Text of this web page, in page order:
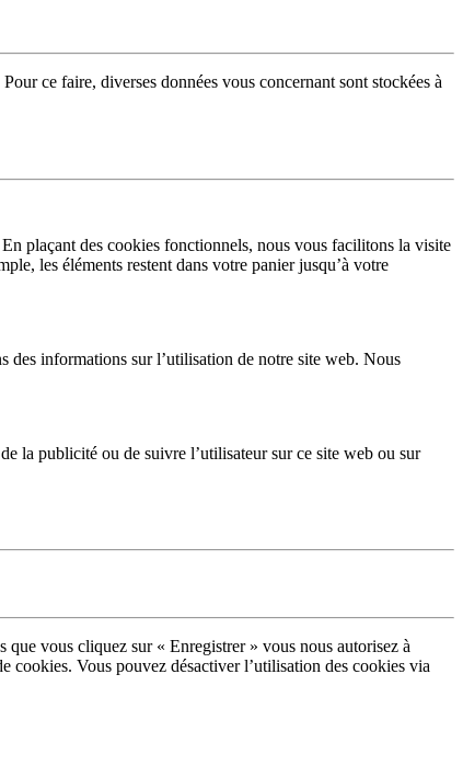
ce faire, diverses données vous concernant sont stockées à
plaçant des cookies fonctionnels, nous vous facilitons la visite
les éléments restent dans votre panier jusqu’à votre
des informations sur l’utilisation de notre site web. Nous
la publicité ou de suivre l’utilisateur sur ce site web ou sur
vous cliquez sur « Enregistrer » vous nous autorisez à
cookies. Vous pouvez désactiver l’utilisation des cookies via